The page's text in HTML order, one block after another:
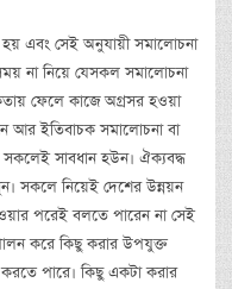
এবং সেই অনুযায়ী সমালোচনা
না নিয়ে যেসকল সমালোচনা
ফেলে কাজে অগ্রসর হওয়া
আর ইতিবাচক সমালোচনা বা
সাবধান হউন। ঐক্যবদ্ধ
সকলে নিয়েই দেশের উন্নয়ন
পরেই বলতে পারেন না সেই
করে কিছু করার উপযুক্ত
পারে। কিছু একটা করার